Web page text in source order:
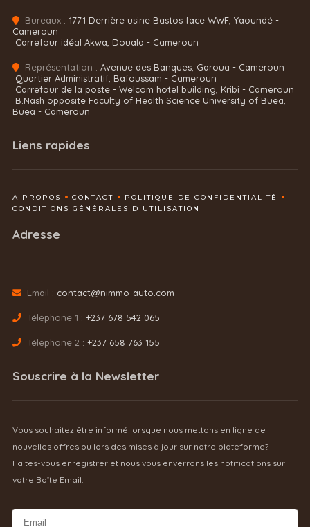
Bureaux : 1771 Derrière usine Bastos face WWF, Yaoundé -
Cameroun
Carrefour idéal Akwa, Douala - Cameroun
Représentation : Avenue des Banques, Garoua - Cameroun
Quartier Administratif, Bafoussam - Cameroun
Carrefour de la poste - Welcom hotel building, Kribi - Cameroun
B.Nash opposite Faculty of Health Science University of Buea,
Buea - Cameroun
Liens rapides
A PROPOS CONTACT
POLITIQUE DE CONFIDENTIALITÉ
CONDITIONS GÉNÉRALES D'UTILISATION
Adresse
Email : contact@nimmo-auto.com
Téléphone 1 : +237 678 542 065
Téléphone 2 : +237 658 763 155
Souscrire à la Newsletter
Vous souhaitez être informé lorsque nous mettons en ligne de
nouvelles offres ou lors des mises à jour sur notre plateforme?
Faites-vous enregistrer et nous vous enverrons les notifications sur
votre Boîte Email.